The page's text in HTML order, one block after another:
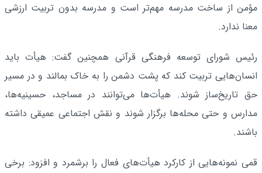
مؤمن از ساخت مدرسه مهم‌تر است و مدرسه بدون تربیت ارزشی
معنا ندارد.
رئیس شورای توسعه فرهنگی قرآنی همچنین گفت: هیأت باید
انسان‌هایی تربیت کند که پشت دشمن را به خاک بمالند و در مسیر
حق تاریخ‌ساز شوند. هیأت‌ها می‌توانند در مساجد، حسینیه‌ها،
مدارس و حتی محله‌ها برگزار شوند و نقش اجتماعی عمیقی داشته
باشند.
قمی نمونه‌هایی از کارکرد هیأت‌های فعال را برشمرد و افزود: برخی